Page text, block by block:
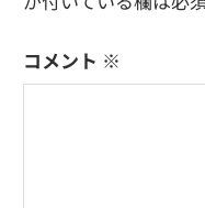
シ
ョ
コメント ※